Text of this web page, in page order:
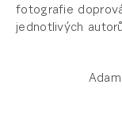
fotografie
jednotlivých